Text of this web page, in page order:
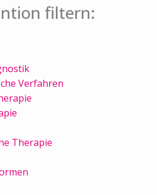
filtern:
Verfahren
Therapie